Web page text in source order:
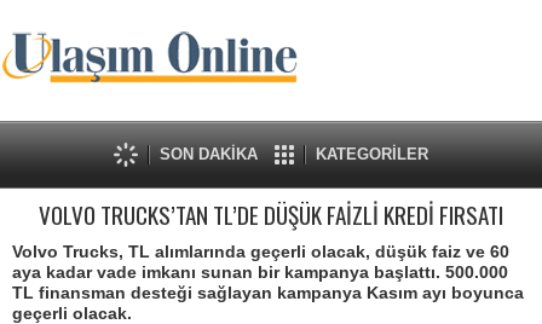
SON DAKİKA KATEGORİLER
VOLVO TRUCKS’TAN TL’DE DÜŞÜK FAİZLİ KREDİ FIRSATI
Volvo Trucks, TL alımlarında geçerli olacak, düşük faiz ve 60
aya kadar vade imkanı sunan bir kampanya başlattı. 500.000
TL finansman desteği sağlayan kampanya Kasım ayı boyunca
geçerli olacak.